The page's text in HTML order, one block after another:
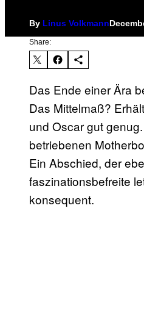
By Linus Volkmann
Share:
Das Ende einer Ära
Das Mittelmaß?
und Oscar gut
betriebenen
Ein Abschied, der
faszinationsbefreite
konsequent.